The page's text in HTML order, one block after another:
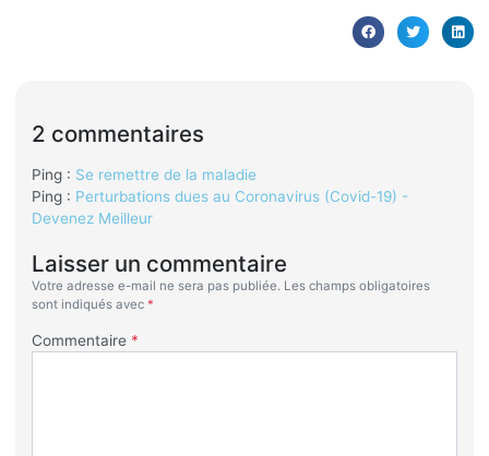
2 commentaires
Ping : Se remettre de la maladie
Ping : Perturbations dues au Coronavirus (Covid-19) -
Devenez Meilleur
Laisser un commentaire
Votre adresse e-mail ne sera pas publiée. Les champs obligatoires
sont indiqués avec *
Commentaire *